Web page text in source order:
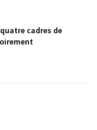
cadres de